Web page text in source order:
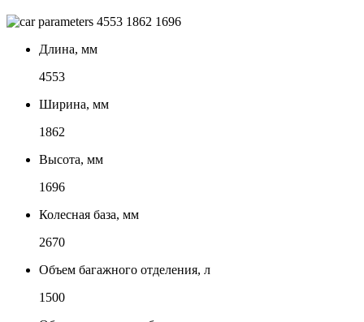
4553 1862 1696
Длина, мм
4553
Ширина, мм
1862
Высота, мм
1696
Колесная база, мм
2670
Объем багажного отделения, л
1500